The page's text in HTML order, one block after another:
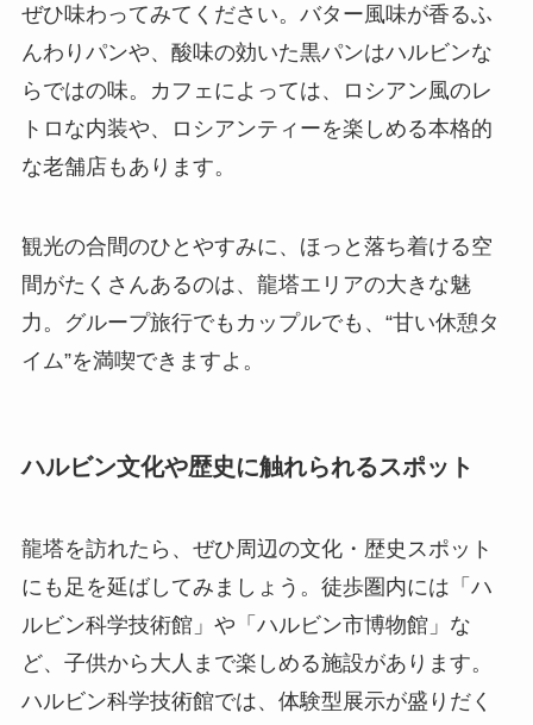
ぜひ味わってみてください。バター風味が香るふ
んわりパンや、酸味の効いた黒パンはハルビンな
らではの味。カフェによっては、ロシアン風のレ
トロな内装や、ロシアンティーを楽しめる本格的
な老舗店もあります。
観光の合間のひとやすみに、ほっと落ち着ける空
間がたくさんあるのは、龍塔エリアの大きな魅
力。グループ旅行でもカップルでも、“甘い休憩タ
イム”を満喫できますよ。
ハルビン文化や歴史に触れられるスポット
龍塔を訪れたら、ぜひ周辺の文化・歴史スポット
にも足を延ばしてみましょう。徒歩圏内には「ハ
ルビン科学技術館」や「ハルビン市博物館」な
ど、子供から大人まで楽しめる施設があります。
ハルビン科学技術館では、体験型展示が盛りだく